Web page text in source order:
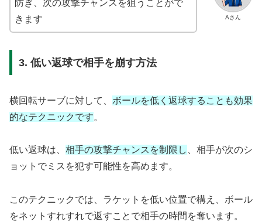
Aさん
防ぎ、次の攻撃チャンスを狙うことがで
きます
3. 低い返球で相手を崩す方法
横回転サーブに対して、 ボールを低く返球することも効果
的なテクニックです。
低い返球は、 相手の攻撃チャンスを制限し 、相手が次のシ
ョットでミスを犯す可能性を高めます。
このテクニックでは、ラケットを低い位置で構え、ボール
をネットすれすれで返すことで相手の時間を奪います。